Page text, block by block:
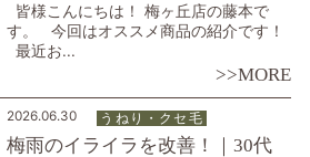
皆様こんにちは！ 梅ヶ丘店の藤本で
す。 今回はオススメ商品の紹介です！
最近お...
>>MORE
2026.06.30 うねり・ クセ毛
梅雨のイライラを改善！｜30代